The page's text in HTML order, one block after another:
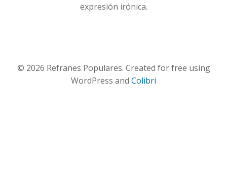
expresión irónica.
© 2026 Refranes Populares. Created for free using
WordPress and Colibri